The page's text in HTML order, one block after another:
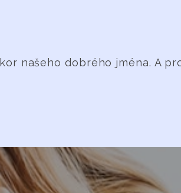
našeho dobrého jména. A